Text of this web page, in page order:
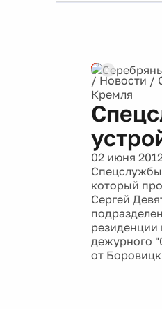
/ Новости /
Кремля
02 июня
который
Сергей
дежурного
от